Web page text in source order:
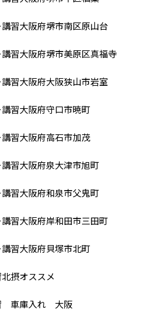
習大阪府堺市南区原山台
習大阪府堺市美原区真福寺
習大阪府大阪狭山市岩室
習大阪府守口市暁町
習大阪府高石市加茂
習大阪府泉大津市旭町
習大阪府和泉市父鬼町
習大阪府岸和田市三田町
習大阪府貝塚市北町
摂オススメ
車庫入れ 大阪